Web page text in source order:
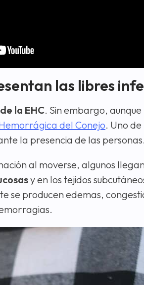
las libres
la EHC. Sin embargo,
del Conejo. Uno
la presencia de las personas.
al moverse, algunos
y en los tejidos
producen edemas,